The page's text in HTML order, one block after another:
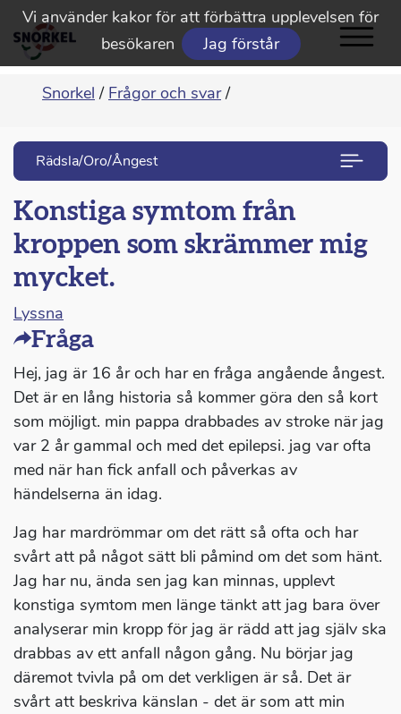
Vi använder kakor för att förbättra upplevelsen för
besökaren
Jag förstår
Snorkel / Frågor och svar /
Rädsla/Oro/Ångest
Konstiga symtom från
kroppen som skrämmer mig
mycket.
Lyssna
Fråga
Hej, jag är 16 år och har en fråga angående ångest.
Det är en lång historia så kommer göra den så kort
som möjligt. min pappa drabbades av stroke när jag
var 2 år gammal och med det epilepsi. jag var ofta
med när han fick anfall och påverkas av
händelserna än idag.
Jag har mardrömmar om det rätt så ofta och har
svårt att på något sätt bli påmind om det som hänt.
Jag har nu, ända sen jag kan minnas, upplevt
konstiga symtom men länge tänkt att jag bara över
analyserar min kropp för jag är rädd att jag själv ska
drabbas av ett anfall någon gång. Nu börjar jag
däremot tvivla på om det verkligen är så. Det är
svårt att beskriva känslan - det är som att min